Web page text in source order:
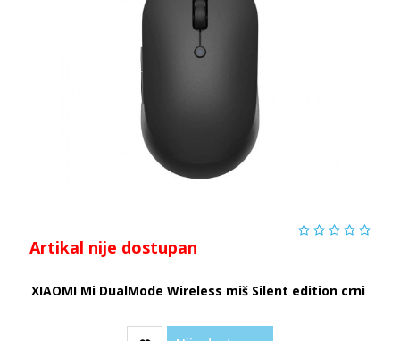
Artikal nije dostupan
XIAOMI Mi DualMode Wireless miš Silent edition crni